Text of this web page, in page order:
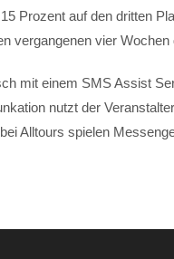
Prozent auf den dritten
vergangenen vier Wochen
mit einem SMS Assist
nutzt der
Alltours spielen